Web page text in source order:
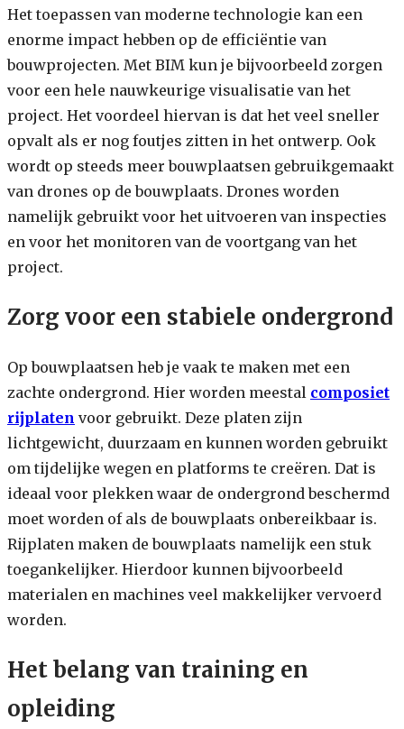
Het toepassen van moderne technologie kan een
enorme impact hebben op de efficiëntie van
bouwprojecten. Met BIM kun je bijvoorbeeld zorgen
voor een hele nauwkeurige visualisatie van het
project. Het voordeel hiervan is dat het veel sneller
opvalt als er nog foutjes zitten in het ontwerp. Ook
wordt op steeds meer bouwplaatsen gebruikgemaakt
van drones op de bouwplaats. Drones worden
namelijk gebruikt voor het uitvoeren van inspecties
en voor het monitoren van de voortgang van het
project.
Zorg voor een stabiele ondergrond
Op bouwplaatsen heb je vaak te maken met een
zachte ondergrond. Hier worden meestal composiet
rijplaten voor gebruikt. Deze platen zijn
lichtgewicht, duurzaam en kunnen worden gebruikt
om tijdelijke wegen en platforms te creëren. Dat is
ideaal voor plekken waar de ondergrond beschermd
moet worden of als de bouwplaats onbereikbaar is.
Rijplaten maken de bouwplaats namelijk een stuk
toegankelijker. Hierdoor kunnen bijvoorbeeld
materialen en machines veel makkelijker vervoerd
worden.
Het belang van training en
opleiding